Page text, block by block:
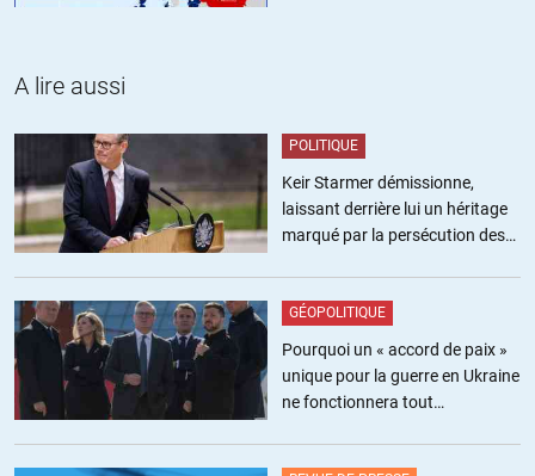
A lire aussi
POLITIQUE
Keir Starmer démissionne,
laissant derrière lui un héritage
marqué par la persécution des
GÉOPOLITIQUE
Pourquoi un « accord de paix »
unique pour la guerre en Ukraine
ne fonctionnera tout